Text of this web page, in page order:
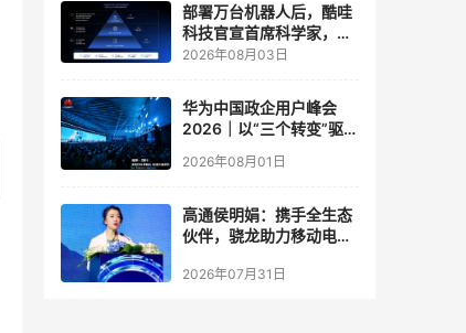
部署万台机器人后，酷哇
科技官宣首席科学家，要
让世界模型交付生产力
2026年08月03日
华为中国政企用户峰会
2026｜以“三个转变”驱动
2026年08月01日
高通侯明娟：携手全生态
伙伴，骁龙助力移动电竞
2026年07月31日